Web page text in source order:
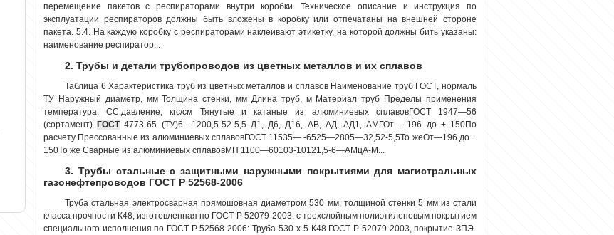
перемещение пакетов с респираторами внутри коробки. Техническое описание и инструкция по
эксплуатации респираторов должны быть вложены в коробку или отпечатаны на внешней стороне
пакета. 5.4. На каждую коробку с респираторами наклеивают этикетку, на которой должны бить указаны:
наименование респиратор...
2. Трубы и детали трубопроводов из цветных металлов и их сплавов
Таблица 6 Характеристика труб из цветных металлов и сплавов Наименование труб ГОСТ, нормаль
ТУ Наружный диаметр, мм Толщина стенки, мм Длина труб, м Материал труб Пределы применения
температура, СС,давление, кгс/см Тянутые и катаные из алюминиевых сплавовГОСТ 1947—56
(сортамент)ГОСТ4773-65 (ТУ)6—1200,5-52-5,5 Д1, Д6, Д16, АВ, АД, АД1, АМГОт —196 до + 150По
расчету Прессованные из алюминиевых сплавовГОСТ 11535— -6525—2805—32,52-5,5То жеОт—196 до +
150То же Сварные из алюминиевых сплавовМН 1100—60103-10121,5-6—АМцА-М...
3. Трубы стальные с защитными наружными покрытиями для магистральных
газонефтепроводов ГОСТ Р 52568-2006
Труба стальная электросварная прямошовная диаметром 530 мм, толщиной стенки 5 мм из стали
класса прочности К48, изготовленная по ГОСТ Р 52079-2003, с трехслойным полиэтиленовым покрытием
специального исполнения по ГОСТ Р 52568-2006: Труба-530 х 5-К48 ГОСТ Р 52079-2003, покрытие ЗПЭ-